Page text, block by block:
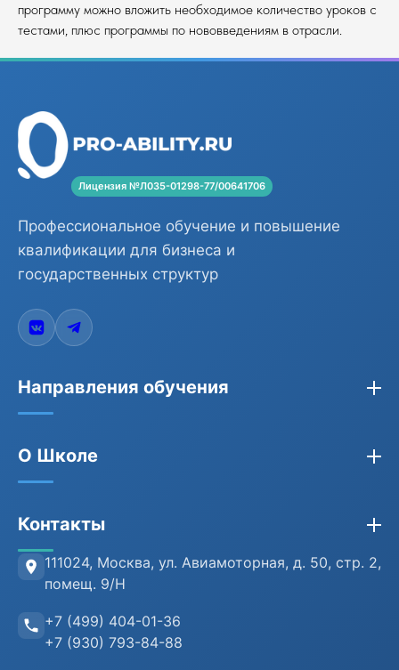
программу можно вложить необходимое количество уроков с
тестами, плюс программы по нововведениям в отрасли.
Лицензия №Л035-01298-77/00641706
Профессиональное обучение и повышение
квалификации для бизнеса и
государственных структур
Направления обучения
Бухгалтерия
Противодействие коррупции
Антитеррористическая безопасность
Информационная безопасность
Воинский учет
О Школе
Лицензия
Проверка документов (ФРДО)
Отзывы клиентов
Преподаватели
Контакты
111024, Москва, ул. Авиамоторная, д. 50, стр. 2,
помещ. 9/Н
+7 (499) 404-01-36
+7 (930) 793-84-88